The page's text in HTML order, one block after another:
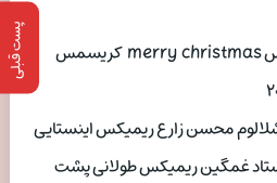
پست قبلی
دانلود آهنگ مری کریسمس merry christmas کریسمس
محسن زارع ریمیکس اینستایی
غمگین ریمیکس طولانی پشت